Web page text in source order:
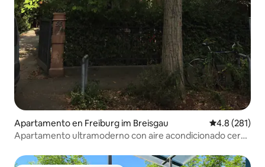
Apartamento en Freiburg im Breisgau Calificación
4.8 (281)
Apartamento ultramoderno con aire acondicionado cerca